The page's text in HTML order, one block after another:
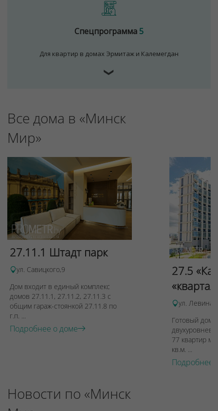
Спецпрограмма5
Для квартир в домах Эрмитаж и Калемегдан
❯
Все дома в «Минск
Мир»
27.11.1 Штадт парк
ул. Савицкого,9
Дом входит в единый комплекс
домов 27.11.1, 27.11.2, 27.11.3 с
общим гараж-стоянкой 27.11.8 по
г.п. ...
Подробнее о доме
27.5
ул. Левина,
Готовый дом
77 квартир
кв.м. ...
Подробнее
Новости по «Минск
Для обеспечения удобства пользователей сайта
используются cookies
Отклонить